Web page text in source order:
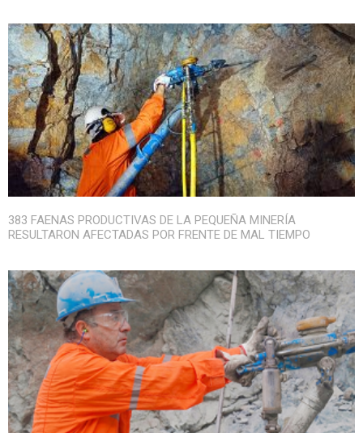
383 FAENAS PRODUCTIVAS DE LA PEQUEÑA MINERÍA
RESULTARON AFECTADAS POR FRENTE DE MAL TIEMPO